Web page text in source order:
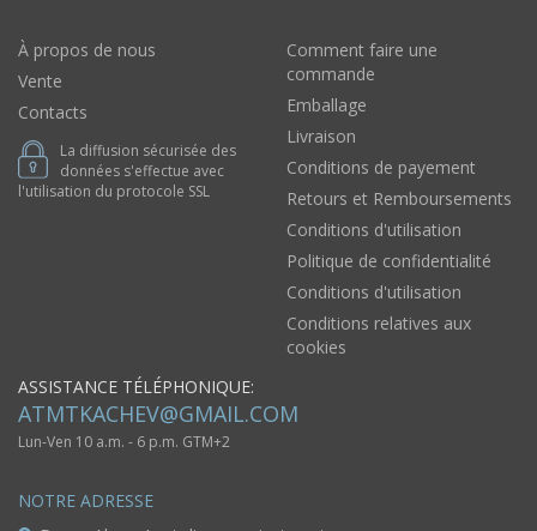
À propos de nous
Vente
Contacts
La diffusion sécurisée des
données s'effectue avec
l'utilisation du protocole SSL
Comment faire une
commande
Emballage
Livraison
Conditions de payement
Retours et Remboursements
Conditions d'utilisation
Politique de confidentialité
Conditions d'utilisation
Conditions relatives aux
cookies
ASSISTANCE TÉLÉPHONIQUE:
ATMTKACHEV@GMAIL.COM
Lun-Ven 10 a.m. - 6 p.m. GTM+2
NOTRE ADRESSE